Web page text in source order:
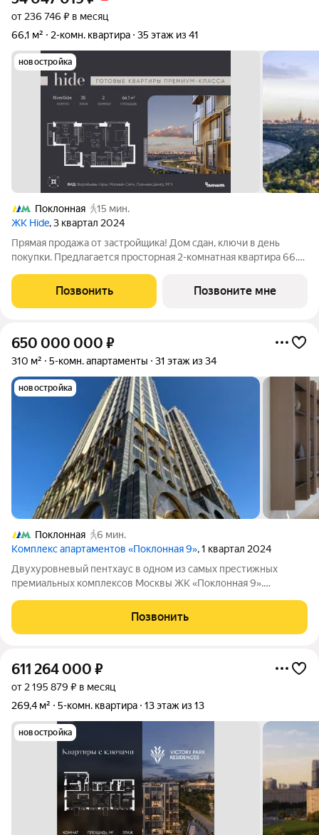
от 236 746 ₽ в месяц
66,1 м²
2-комн. квартира 35 этаж из 41
новостройка
Поклонная
15 мин.
ЖК Hide, 3 квартал 2024
Прямая продажа от застройщика! Дом сдан, ключи в день
покупки. Предлагается просторная 2-комнатная квартира 66.1
небоскребе премиум-класса от Dominanta и MR. ТОП-ВИДЫ
НА 360: Воробьевы горы,
Позвонить Позвоните мне
650 000 000 ₽
310 м² 5-комн. апартаменты 31 этаж из 34
новостройка
Поклонная
6 мин.
Комплекс апартаментов «Поклонная 9», 1 квартал 2024
Двухуровневый пентхаус в одном из самых престижных
премиальных комплексов Москвы ЖК «Поклонная 9».
уникальные панорамные виды на Парк Победы, Лужники и
центр Москвы. Общая площадь резиденции
Позвонить
611 264 000 ₽
от 2 195 879 ₽ в месяц
269,4 м²
5-комн. квартира 13 этаж из 13
новостройка